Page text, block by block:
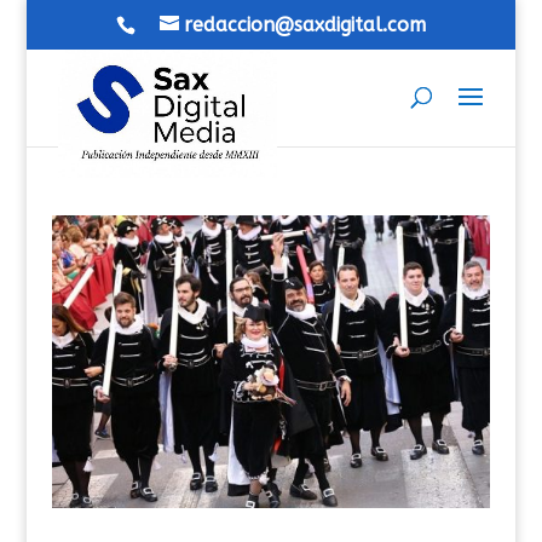
redaccion@saxdigital.com